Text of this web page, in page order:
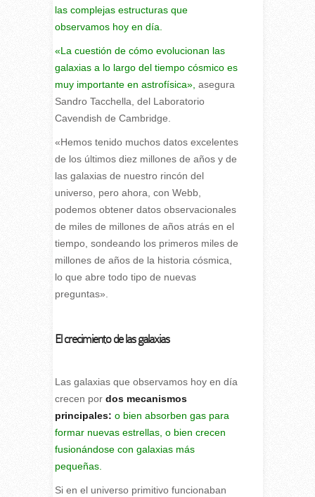
las complejas estructuras que
observamos hoy en día.
«La cuestión de cómo evolucionan las
galaxias a lo largo del tiempo cósmico es
muy importante en astrofísica», asegura
Sandro Tacchella, del Laboratorio
Cavendish de Cambridge.
«Hemos tenido muchos datos excelentes
de los últimos diez millones de años y de
las galaxias de nuestro rincón del
universo, pero ahora, con Webb,
podemos obtener datos observacionales
de miles de millones de años atrás en el
tiempo, sondeando los primeros miles de
millones de años de la historia cósmica,
lo que abre todo tipo de nuevas
preguntas».
El crecimiento de las galaxias
Las galaxias que observamos hoy en día
crecen por dos mecanismos
principales: o bien absorben gas para
formar nuevas estrellas, o bien crecen
fusionándose con galaxias más
pequeñas.
Si en el universo primitivo funcionaban